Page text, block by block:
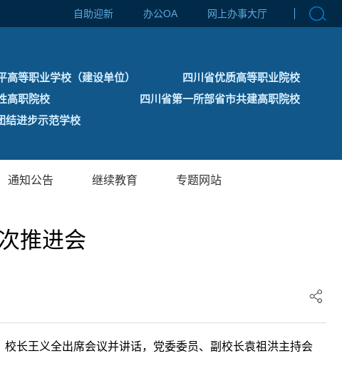
自助迎新 办公OA 网上办事大厅
高等职业学校（建设单位）
四川省优质高等职业院校
高职院校
四川省第一所部省市共建高职院校
进步示范学校
通知公告 继续教育 专题网站
推进会
长王义全出席会议并讲话，党委委员、副校长袁祖洪主持会